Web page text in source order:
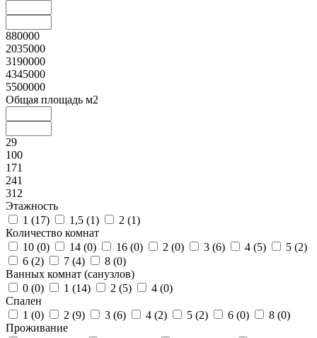
880000
2035000
3190000
4345000
5500000
Общая площадь м2
29
100
171
241
312
Этажность
1 (17) 1,5 (1) 2 (1)
Количество комнат
10 (0) 14 (0) 16 (0) 2 (0) 3 (6) 4 (5) 5 (2)
6 (2) 7 (4) 8 (0)
Ванных комнат (санузлов)
0 (0) 1 (14) 2 (5) 4 (0)
Спален
1 (0) 2 (9) 3 (6) 4 (2) 5 (2) 6 (0) 8 (0)
Проживание